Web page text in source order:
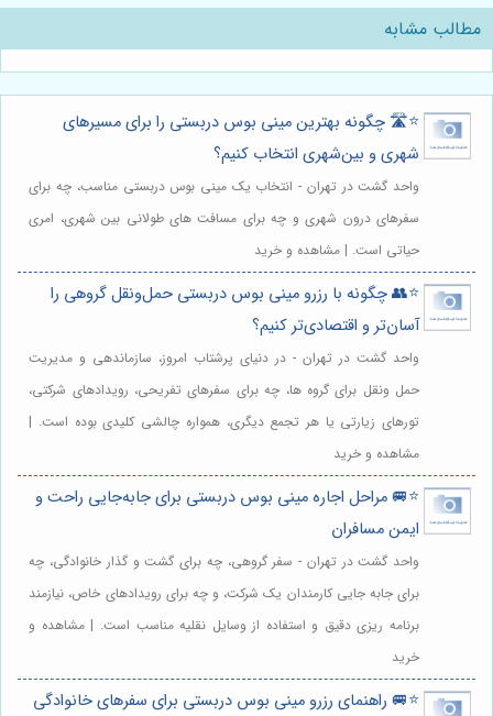
مطالب مشابه
⭐️🛣️ چگونه بهترین مینی بوس دربستی را برای مسیرهای
شهری و بین‌شهری انتخاب کنیم؟
واحد گشت در تهران - انتخاب یک مینی بوس دربستی مناسب، چه برای
سفرهای درون شهری و چه برای مسافت های طولانی بین شهری، امری
حیاتی است. | مشاهده و خرید
⭐️👥 چگونه با رزرو مینی بوس دربستی حمل‌ونقل گروهی را
آسان‌تر و اقتصادی‌تر کنیم؟
واحد گشت در تهران - در دنیای پرشتاب امروز، سازماندهی و مدیریت
حمل ونقل برای گروه ها، چه برای سفرهای تفریحی، رویدادهای شرکتی،
تورهای زیارتی یا هر تجمع دیگری، همواره چالشی کلیدی بوده است. |
مشاهده و خرید
⭐️🚐 مراحل اجاره مینی بوس دربستی برای جابه‌جایی راحت و
ایمن مسافران
واحد گشت در تهران - سفر گروهی، چه برای گشت و گذار خانوادگی، چه
برای جابه جایی کارمندان یک شرکت، و چه برای رویدادهای خاص، نیازمند
برنامه ریزی دقیق و استفاده از وسایل نقلیه مناسب است. | مشاهده و
خرید
⭐️🚐 راهنمای رزرو مینی بوس دربستی برای سفرهای خانوادگی